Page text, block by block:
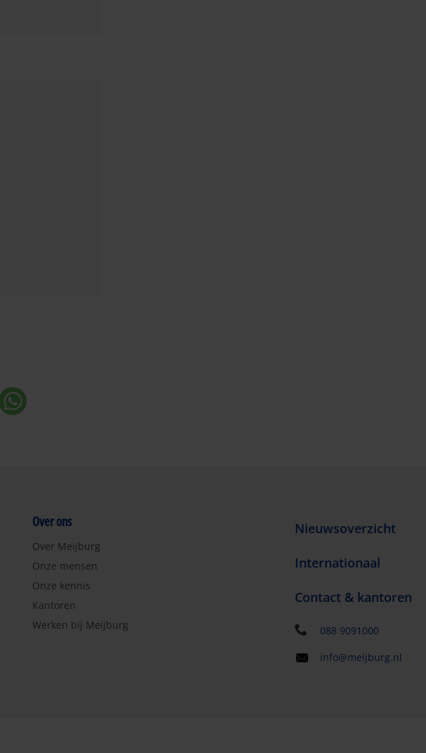
Over ons
Over Meijburg
Onze mensen
Onze kennis
Kantoren
Werken bij Meijburg
Nieuwsoverzicht
Internationaal
Contact & kantoren
088 9091000
info@meijburg.nl